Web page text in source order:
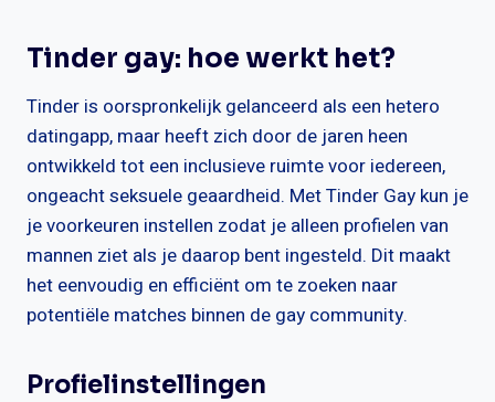
Tinder gay: hoe werkt het?
Tinder is oorspronkelijk gelanceerd als een hetero
datingapp, maar heeft zich door de jaren heen
ontwikkeld tot een inclusieve ruimte voor iedereen,
ongeacht seksuele geaardheid. Met Tinder Gay kun je
je voorkeuren instellen zodat je alleen profielen van
mannen ziet als je daarop bent ingesteld. Dit maakt
het eenvoudig en efficiënt om te zoeken naar
potentiële matches binnen de gay community.
Profielinstellingen